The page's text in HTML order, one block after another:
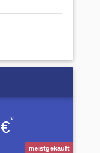
€*
meistgekauft